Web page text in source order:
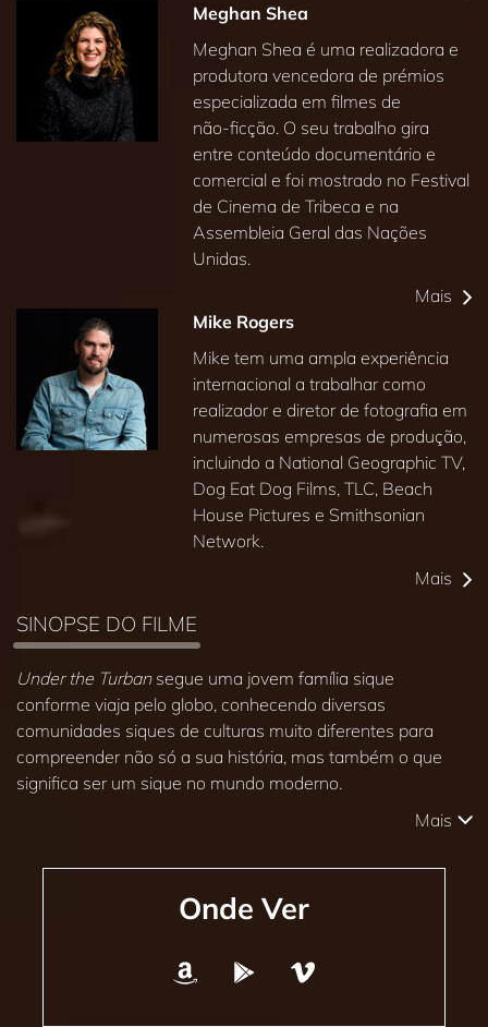
Meghan Shea
Meghan Shea é uma realizadora e
produtora vencedora de prémios
especializada em filmes de
não‑ficção. O seu trabalho gira
entre conteúdo documentário e
comercial e foi mostrado no Festival
de Cinema de Tribeca e na
Assembleia Geral das Nações
Unidas.
Mais
Mike Rogers
Mike tem uma ampla experiência
internacional a trabalhar como
realizador e diretor de fotografia em
numerosas empresas de produção,
incluindo a National Geographic TV,
Dog Eat Dog Films, TLC, Beach
House Pictures e Smithsonian
Network.
Mais
SINOPSE DO FILME
Under the Turbansegue uma jovem família sique
conforme viaja pelo globo, conhecendo diversas
comunidades siques de culturas muito diferentes para
compreender não só a sua história, mas também o que
significa ser um sique no mundo moderno.
Mais
Onde Ver